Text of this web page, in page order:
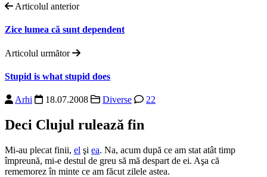
Articolul anterior
Zice lumea că sunt dependent
Articolul următor
Stupid is what stupid does
Arhi 18.07.2008 Diverse 22
Deci Clujul rulează fin
Mi-au plecat finii, el şi ea. Na, acum după ce am stat atât timp
împreună, mi-e destul de greu să mă despart de ei. Aşa că
rememorez în minte ce am făcut zilele astea.